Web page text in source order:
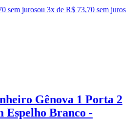
sem jurosou 3x de R$ 73,70 sem juros
Gênova 1 Porta 2
Espelho Branco -